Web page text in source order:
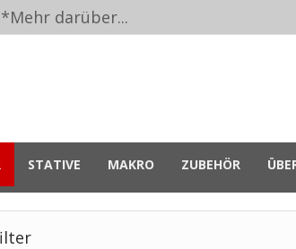
Mehr darüber...
STATIVE MAKRO ZUBEHÖR